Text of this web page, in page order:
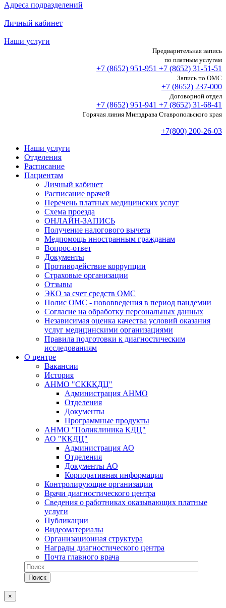
Адреса подразделений
Личный кабинет
Наши услуги
Предварительная запись
по платным услугам
+7 (8652) 951-951 +7 (8652) 31-51-51
Запись по ОМС
+7 (8652) 237-000
Договорной отдел
+7 (8652) 951-941 +7 (8652) 31-68-41
Горячая линия Минздрава Ставропольского края
+7(800) 200-26-03
Наши услуги
Отделения
Расписание
Пациентам
Личный кабинет
Расписание врачей
Перечень платных медицинских услуг
Схема проезда
ОНЛАЙН-ЗАПИСЬ
Получение налогового вычета
Медпомощь иностранным гражданам
Вопрос-ответ
Документы
Противодействие коррупции
Страховые организации
Отзывы
ЭКО за счет средств ОМС
Полис ОМС - нововведения в период пандемии
Согласие на обработку персональных данных
Независимая оценка качества условий оказания
услуг медицинскими организациями
Правила подготовки к диагностическим
исследованиям
О центре
Вакансии
История
АНМО "СКККДЦ"
Администрация АНМО
Отделения
Документы
Программные продукты
АНМО "Поликлиника КДЦ"
АО "ККДЦ"
Администрация АО
Отделения
Документы АО
Корпоративная информация
Контролирующие организации
Врачи диагностического центра
Сведения о работниках оказывающих платные
услуги
Публикации
Видеоматериалы
Организационная структура
Награды диагностического центра
Почта главного врача
×